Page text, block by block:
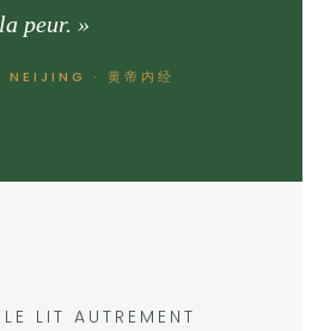
la peur. »
· 黄帝内经
LIT AUTREMENT